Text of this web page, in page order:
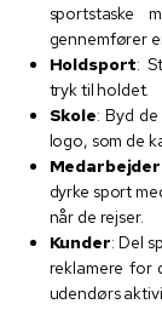
sportstaske
gennemfører
Holdsport:
tryk til holdet.
Skole: Byd
logo, som de
dyrke sport
når de rejser.
Kunder: Del
reklamere for
udendørs